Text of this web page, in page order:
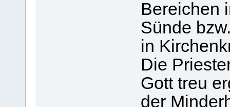
Bereichen
Sünde
in
Die
Gott treu
der